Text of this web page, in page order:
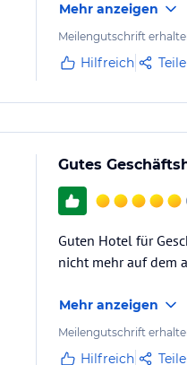
Mehr anzeigen
Meilengutschrift
Hilfreich
Gutes
Guten Hotel für
nicht mehr auf dem
Mehr anzeigen
Meilengutschrift
Hilfreich